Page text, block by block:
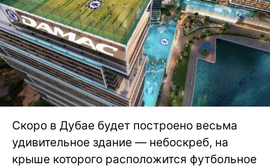
Скоро в Дубае будет построено весьма
удивительное здание — небоскреб, на
крыше которого расположится футбольное